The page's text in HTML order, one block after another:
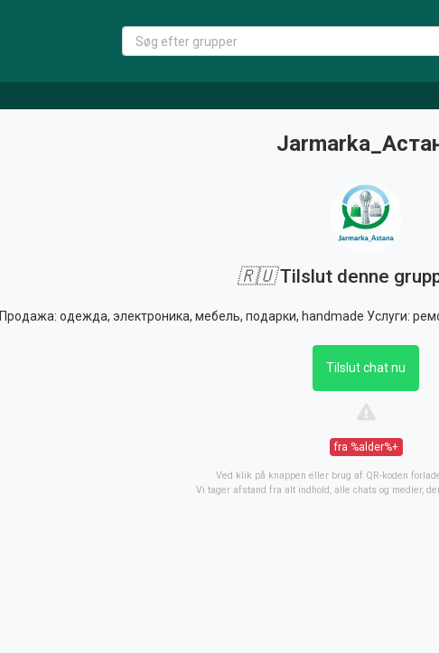
🇷🇺Tilslut denne
Продажа: одежда, электроника, мебель, подарки, handmade Услуги:
Tilslut chat nu
fra %alder%+
Ved klik på knappen eller brug af QR-koden
Vi tager afstand fra alt indhold, alle chats og medier,